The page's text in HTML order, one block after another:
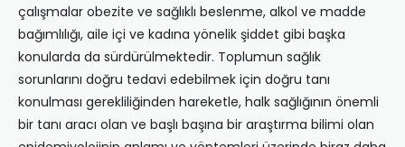
çalışmalar obezite ve sağlıklı beslenme, alkol ve madde
bağımlılığı, aile içi ve kadına yönelik şiddet gibi başka
konularda da sürdürülmektedir. Toplumun sağlık
sorunlarını doğru tedavi edebilmek için doğru tanı
konulması gerekliliğinden hareketle, halk sağlığının önemli
bir tanı aracı olan ve başlı başına bir araştırma bilimi olan